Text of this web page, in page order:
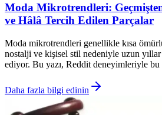
Moda Mikrotrendleri:
ve Hâlâ Tercih Edilen Parçalar
Moda mikrotrendleri genellikle kısa
nostalji ve kişisel stil nedeniyle uzun
ediyor. Bu yazı, Reddit deneyimleriyle
Daha fazla bilgi edinin